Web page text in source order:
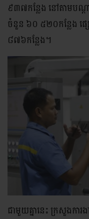
៩៣៧កន្លែង នៅតាមបណ្ដា
ចំនួន ៦០ ៥២០កន្លែង ផ្ស
៨៧៦កន្លែង។
ជាមួយគ្នានេះ ក្រសួងការ